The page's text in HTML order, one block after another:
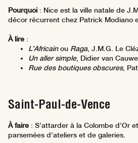
Pourquoi : Nice est la ville natale de
décor récurrent chez Patrick Modiano
À lire :
L’Africainou Raga, J.M.G. Le
Un aller simple, Didier van
Rue des boutiques obscures,
Saint-Paul-de-Vence
À faire : S’attarder à la Colombe d’Or
parsemées d’ateliers et de galeries.